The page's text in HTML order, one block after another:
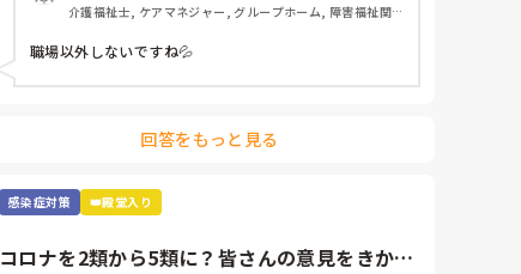
介護福祉士, ケアマネジャー, グループホーム, 障害福祉関
職場以外しないですね💦
回答をもっと見る
感染症対策 👑殿堂入り
コロナを2類から5類に？皆さんの意見をきかせ